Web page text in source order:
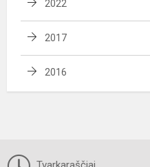
2022
2017
2016